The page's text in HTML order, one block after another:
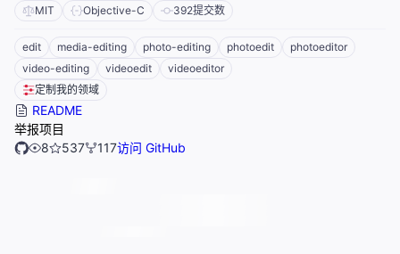
MIT Objective-C 392提交数
edit media-editing photo-editing photoedit
photoeditor
video-editing
videoedit
videoeditor
定制我的领域
README
举报项目
8
537 117访问 GitHub